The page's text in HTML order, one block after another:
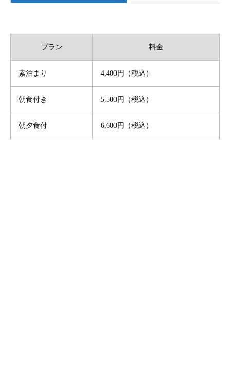
プラン 料金
素泊まり 4,400円（税込）
朝食付き 5,500円（税込）
朝夕食付 6,600円（税込）